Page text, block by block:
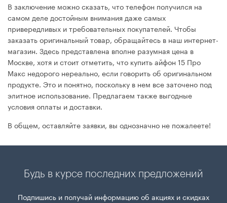
В заключение можно сказать, что телефон получился на
самом деле достойным внимания даже самых
привередливых и требовательных покупателей. Чтобы
заказать оригинальный товар, обращайтесь в наш интернет-
магазин. Здесь представлена вполне разумная цена в
Москве, хотя и стоит отметить, что купить айфон 15 Про
Макс недорого нереально, если говорить об оригинальном
продукте. Это и понятно, поскольку в нем все заточено под
элитное использование. Предлагаем также выгодные
условия оплаты и доставки.
В общем, оставляйте заявки, вы однозначно не пожалеете!
Будь в курсе последних предложений
Подпишись и получай информацию об акциях и скидках